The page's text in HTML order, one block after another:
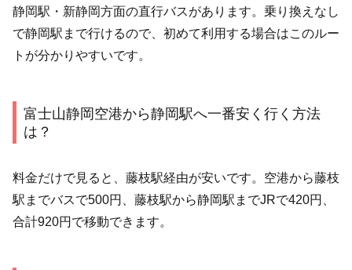
静岡駅・新静岡方面の直行バスがあります。乗り換えなし
で静岡駅まで行けるので、初めて利用する場合はこのルー
トが分かりやすいです。
富士山静岡空港から静岡駅へ一番安く行く方法
は？
料金だけで見ると、藤枝駅経由が安いです。空港から藤枝
駅までバスで500円、藤枝駅から静岡駅までJRで420円、
合計920円で移動できます。